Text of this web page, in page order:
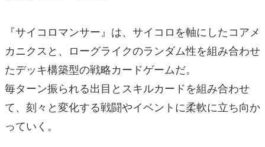
『サイコロマンサー』は、サイコロを軸にしたコアメ
カニクスと、ローグライクのランダム性を組み合わせ
たデッキ構築型の戦略カードゲームだ。
毎ターン振られる出目とスキルカードを組み合わせ
て、刻々と変化する戦闘やイベントに柔軟に立ち向か
っていく。